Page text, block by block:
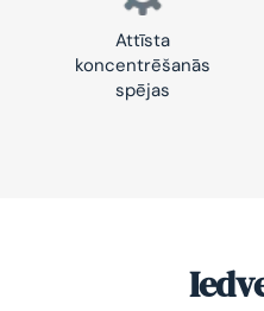
Attīsta
koncentrēšanās
spējas